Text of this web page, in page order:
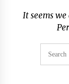
It seems
Search
for: